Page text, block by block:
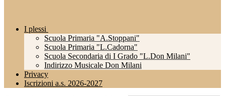
I plessi
Scuola Primaria "A.Stoppani"
Scuola Primaria "L.Cadorna"
Scuola Secondaria di I Grado "L.Don Milani"
Indirizzo Musicale Don Milani
Privacy
Iscrizioni a.s. 2026-2027